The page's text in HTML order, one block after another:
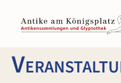
Inhalt
springen